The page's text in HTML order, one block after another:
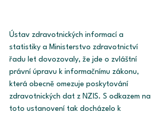
Ústav zdravotnických informací a
statistiky a Ministerstvo zdravotnictví
řadu let dovozovaly, že jde o zvláštní
právní úpravu k informačnímu zákonu,
která obecně omezuje poskytování
zdravotnických dat z NZIS. S odkazem na
toto ustanovení tak docházelo k